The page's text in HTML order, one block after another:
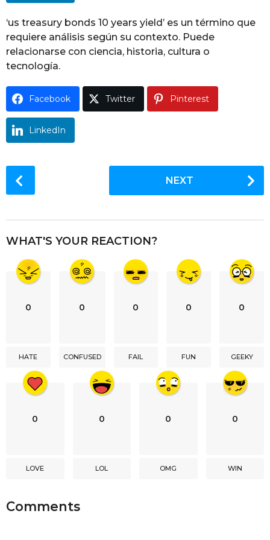
o
‘us treasury bonds 10 years yield’ es un término que
requiere análisis según su contexto. Puede
relacionarse con ciencia, historia, cultura o
tecnología.
Facebook Twitter Pinterest
LinkedIn
o
P
NEXT
WHAT'S YOUR REACTION?
0
HATE
0
CONFUSED
0
FAIL
0
FUN
0
GEEKY
0
LOVE
0
LOL
0
OMG
0
WIN
Comments